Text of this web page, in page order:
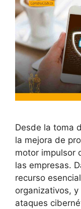
Desde la toma
la mejora de
motor impulsor
las empresas.
recurso
organizativos,
ataques